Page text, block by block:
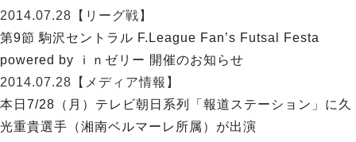
クラブ
チケット
メディア情報
フットサル日本代表
その他
順位表
戦績表
警告・退場・出場停止選手
個人ランキング｜ゴール
個人ランキング｜シュート
個人ランキング｜シュート成功率
メットライフ生命Ｆ１リーグ
エスポラーダ北海道
バルドラール浦安
フウガドールすみだ
しながわシティ
チケットを買う
アリーナ情報 ARENA
2014.07.28 【リーグ戦】
第9節 駒沢セントラル F.League Fan’s Futsal Festa
powered by ｉｎゼリー 開催のお知らせ
2014.07.28 【メディア情報】
本日7/28（月）テレビ朝日系列「報道ステーション」に久
光重貴選手（湘南ベルマーレ所属）が出演